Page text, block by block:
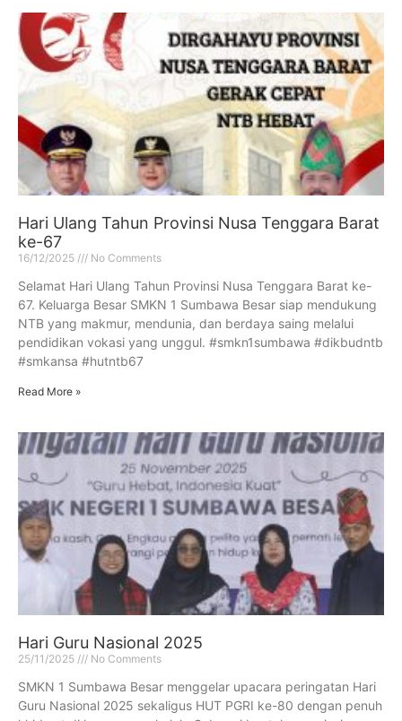
Hari Ulang Tahun Provinsi Nusa Tenggara Barat
ke-67
16/12/2025 No Comments
Selamat Hari Ulang Tahun Provinsi Nusa Tenggara Barat ke-
67. Keluarga Besar SMKN 1 Sumbawa Besar siap mendukung
NTB yang makmur, mendunia, dan berdaya saing melalui
pendidikan vokasi yang unggul. #smkn1sumbawa #dikbudntb
#smkansa #hutntb67
Read More »
Hari Guru Nasional 2025
25/11/2025 No Comments
SMKN 1 Sumbawa Besar menggelar upacara peringatan Hari
Guru Nasional 2025 sekaligus HUT PGRI ke-80 dengan penuh